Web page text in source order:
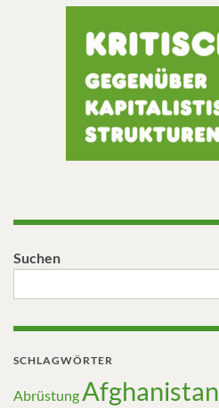
Suchen
SCHLAGWÖRTER
AbrüstungAfghanistan